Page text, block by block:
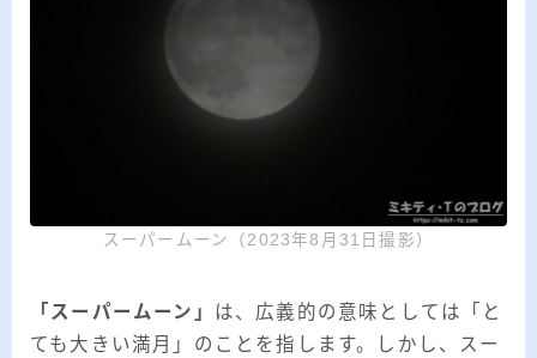
スーパームーン（2023年8月31日撮影）
「スーパームーン」 は、広義的の意味としては「と
ても大きい満月」のことを指します。しかし、スー